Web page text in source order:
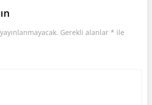
Gerekli alanlar * ile